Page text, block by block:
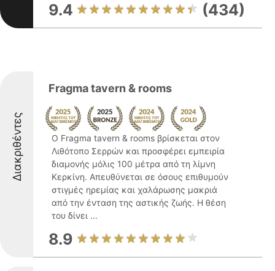
9.4 (434)
Διακριθέντες
Fragma tavern & rooms
Ο Fragma tavern & rooms βρίσκεται στον
Λιθότοπο Σερρών και προσφέρει εμπειρία
διαμονής μόλις 100 μέτρα από τη λίμνη
Κερκίνη. Απευθύνεται σε όσους επιθυμούν
στιγμές ηρεμίας και χαλάρωσης μακριά
από την ένταση της αστικής ζωής. Η θέση
του δίνει ...
8.9